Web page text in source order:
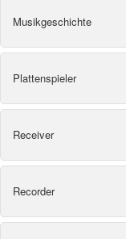
Musikgeschichte
Plattenspieler
Receiver
Recorder